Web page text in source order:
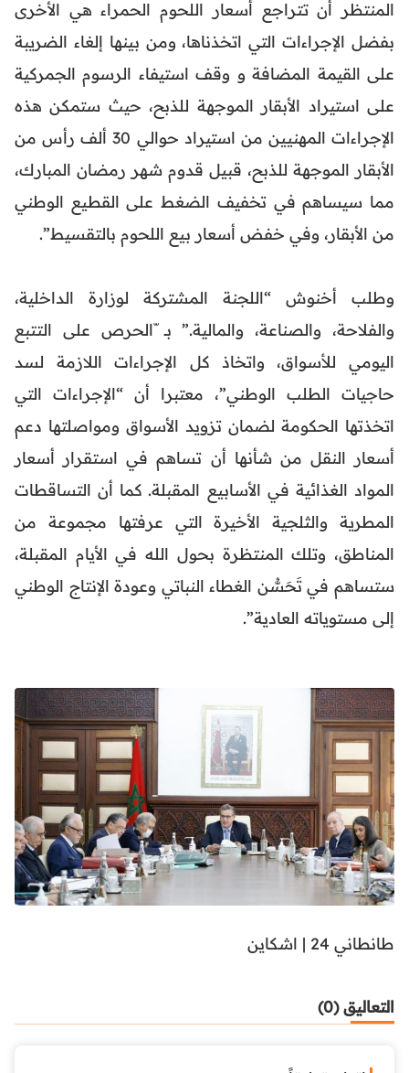
المنتظر أن تتراجع أسعار اللحوم الحمراء هي الأخرى
بفضل الإجراءات التي اتخذناها، ومن بينها إلغاء الضريبة
على القيمة المضافة و وقف استيفاء الرسوم الجمركية
على استيراد الأبقار الموجهة للذبح، حيث ستمكن هذه
الإجراءات المهنيين من استيراد حوالي 30 ألف رأس من
الأبقار الموجهة للذبح، قبيل قدوم شهر رمضان المبارك،
مما سيساهم في تخفيف الضغط على القطيع الوطني
من الأبقار، وفي خفض أسعار بيع اللحوم بالتقسيط”.
وطلب أخنوش “اللجنة المشتركة لوزارة الداخلية،
والفلاحة، والصناعة، والمالية.” بــ ّالحرص على التتبع
اليومي للأسواق، واتخاذ كل الإجراءات اللازمة لسد
حاجيات الطلب الوطني”، معتبرا أن “الإجراءات التي
اتخذتها الحكومة لضمان تزويد الأسواق ومواصلتها دعم
أسعار النقل من شأنها أن تساهم في استقرار أسعار
المواد الغذائية في الأسابيع المقبلة. كما أن التساقطات
المطرية والثلجية الأخيرة التي عرفتها مجموعة من
المناطق، وتلك المنتظرة بحول الله في الأيام المقبلة،
ستساهم في تَحَسُّن الغطاء النباتي وعودة الإنتاج الوطني
إلى مستوياته العادية”.
طانطاني 24 | اشكاين
التعاليق (0)